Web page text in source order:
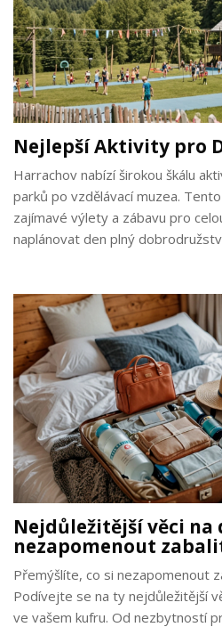
Nejlepší Aktivity pro
Harrachov nabízí širokou škálu
parků po vzdělávací muzea.
zajímavé výlety a zábavu pro
naplánovat den plný
Nejdůležitější věci na
nezapomenout
Přemýšlíte, co si nezapomenout
Podívejte se na ty nejdůležitější
ve vašem kufru. Od nezbytností